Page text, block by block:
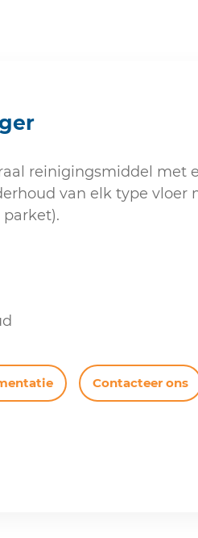
reinigingsmiddel met
van elk type vloer
Contacteer ons